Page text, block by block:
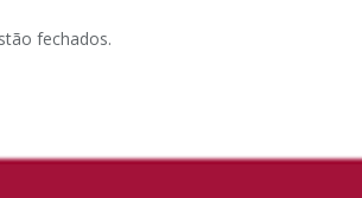
fechados.